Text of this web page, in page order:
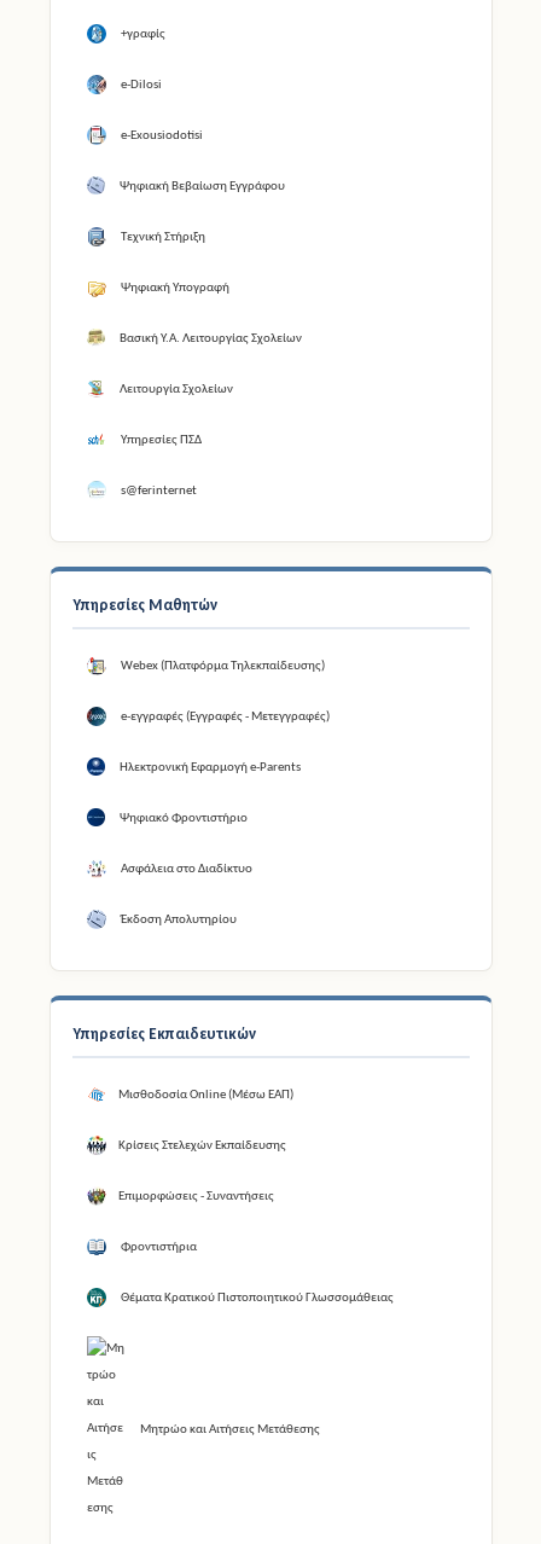
+γραφίς
e-Dilosi
e-Exousiodotisi
Ψηφιακή Βεβαίωση Εγγράφου
Τεχνική Στήριξη
Ψηφιακή Υπογραφή
Βασική Υ.Α. Λειτουργίας Σχολείων
Λειτουργία Σχολείων
Υπηρεσίες ΠΣΔ
s@ferinternet
Υπηρεσίες Μαθητών
Webex (Πλατφόρμα Τηλεκπαίδευσης)
e-εγγραφές (Εγγραφές - Μετεγγραφές)
Ηλεκτρονική Εφαρμογή e-Parents
Ψηφιακό Φροντιστήριο
Ασφάλεια στο Διαδίκτυο
Έκδοση Απολυτηρίου
Υπηρεσίες Εκπαιδευτικών
Μισθοδοσία Online (Μέσω ΕΑΠ)
Κρίσεις Στελεχών Εκπαίδευσης
Επιμορφώσεις - Συναντήσεις
Φροντιστήρια
Θέματα Κρατικού Πιστοποιητικού Γλωσσομάθειας
Μητρώο και Αιτήσεις Μετάθεσης